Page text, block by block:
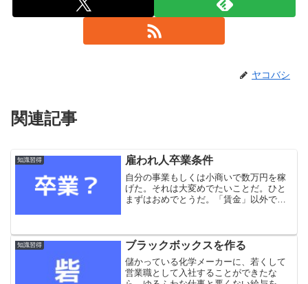
ヤコバシ
関連記事
知識習得 雇われ人卒業条件
自分の事業もしくは小商いで数万円を稼
げた。それは大変めでたいことだ。ひと
まずはおめでとうだ。「賃金」以外でお
なく、自分が作り出した「...
知識習得 ブラックボックスを作る
儲かっている化学メーカーに、若くして
営業職として入社することができたな